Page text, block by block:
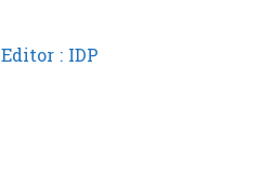
Editor : IDP